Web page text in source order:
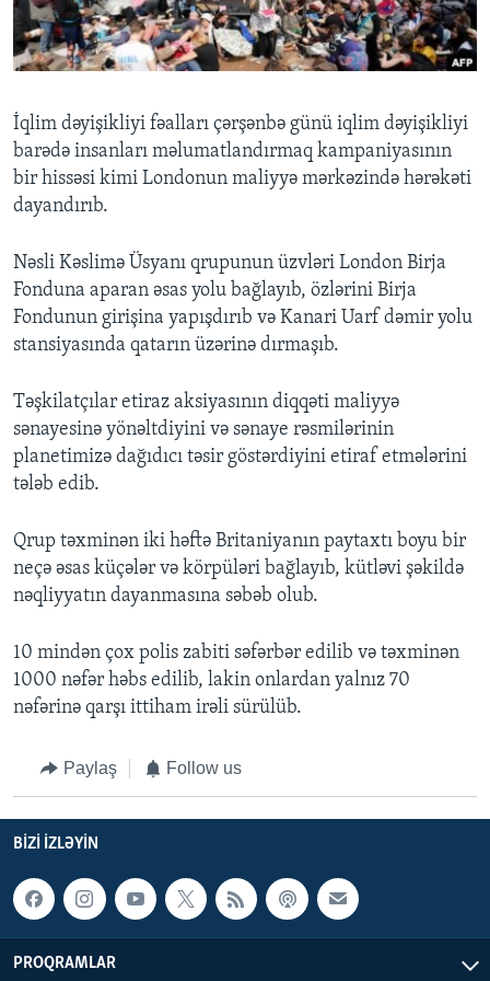
BIZI IZLƏYIN
Dillər
İqlim dəyişikliyi fəalları çərşənbə günü iqlim dəyişikliyi
barədə insanları məlumatlandırmaq kampaniyasının
bir hissəsi kimi Londonun maliyyə mərkəzində hərəkəti
dayandırıb.
Nəsli Kəslimə Üsyanı qrupunun üzvləri London Birja
Fonduna aparan əsas yolu bağlayıb, özlərini Birja
Fondunun girişina yapışdırıb və Kanari Uarf dəmir yolu
stansiyasında qatarın üzərinə dırmaşıb.
Təşkilatçılar etiraz aksiyasının diqqəti maliyyə
sənayesinə yönəltdiyini və sənaye rəsmilərinin
planetimizə dağıdıcı təsir göstərdiyini etiraf etmələrini
tələb edib.
Qrup təxminən iki həftə Britaniyanın paytaxtı boyu bir
neçə əsas küçələr və körpüləri bağlayıb, kütləvi şəkildə
nəqliyyatın dayanmasına səbəb olub.
10 mindən çox polis zabiti səfərbər edilib və təxminən
1000 nəfər həbs edilib, lakin onlardan yalnız 70
nəfərinə qarşı ittiham irəli sürülüb.
Paylaş Follow us
BIZI IZLƏYIN
PROQRAMLAR